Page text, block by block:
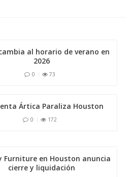
cambia al horario de verano en
2026
0 73
Ártica Paraliza Houston
0 172
Furniture en Houston anuncia
cierre y liquidación